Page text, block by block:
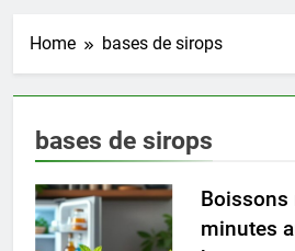
2 Semaines Ago
impact dans le
4 Mois Ago
Quel est le
Home bases de sirops
bases de sirops
Boissons
minutes